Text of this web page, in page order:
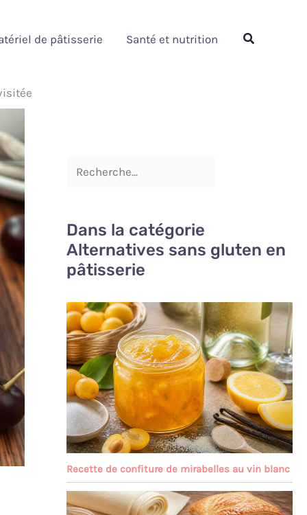
de pâtisserie Santé et nutrition Rechercher
Dans la catégorie
Alternatives sans gluten en
pâtisserie
Recette de confiture de mirabelles au vin blanc